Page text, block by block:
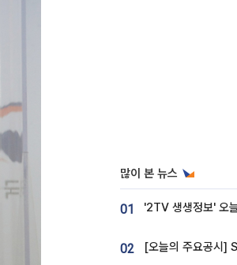
많이 본 뉴스
01
02